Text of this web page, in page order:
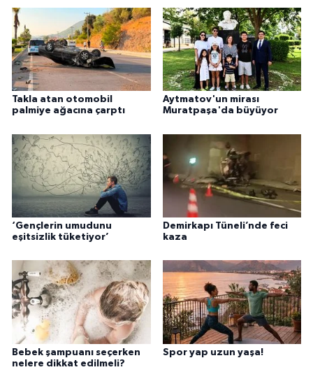
Takla atan otomobil
palmiye ağacına çarptı
Aytmatov'un mirası
Muratpaşa'da büyüyor
‘Gençlerin umudunu
eşitsizlik tüketiyor’
Demirkapı Tüneli’nde feci
kaza
Bebek şampuanı seçerken
nelere dikkat edilmeli?
Spor yap uzun yaşa!